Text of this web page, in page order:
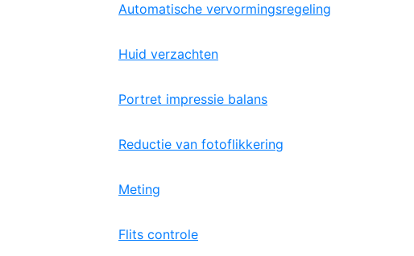
Automatische vervormingsregeling
Huid verzachten
Portret impressie balans
Reductie van fotoflikkering
Meting
Flits controle